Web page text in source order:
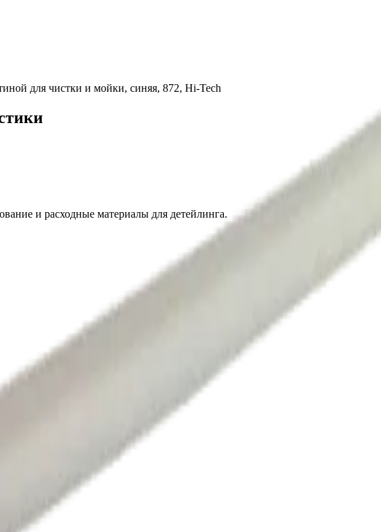
для чистки и мойки, синяя, 872, Hi-Tech
и расходные материалы для детейлинга.